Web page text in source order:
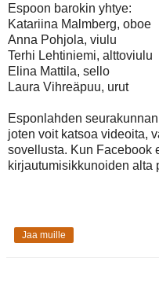
Espoon barokin yhtye:
Katariina Malmberg, oboe
Anna Pohjola, viulu
Terhi Lehtiniemi, alttoviulu
Elina Mattila, sello
Laura Vihreäpuu, urut
Esponlahden
joten voit katsoa videoita,
sovellusta. Kun Facebook
kirjautumisikkunoiden alta
Jaa muille